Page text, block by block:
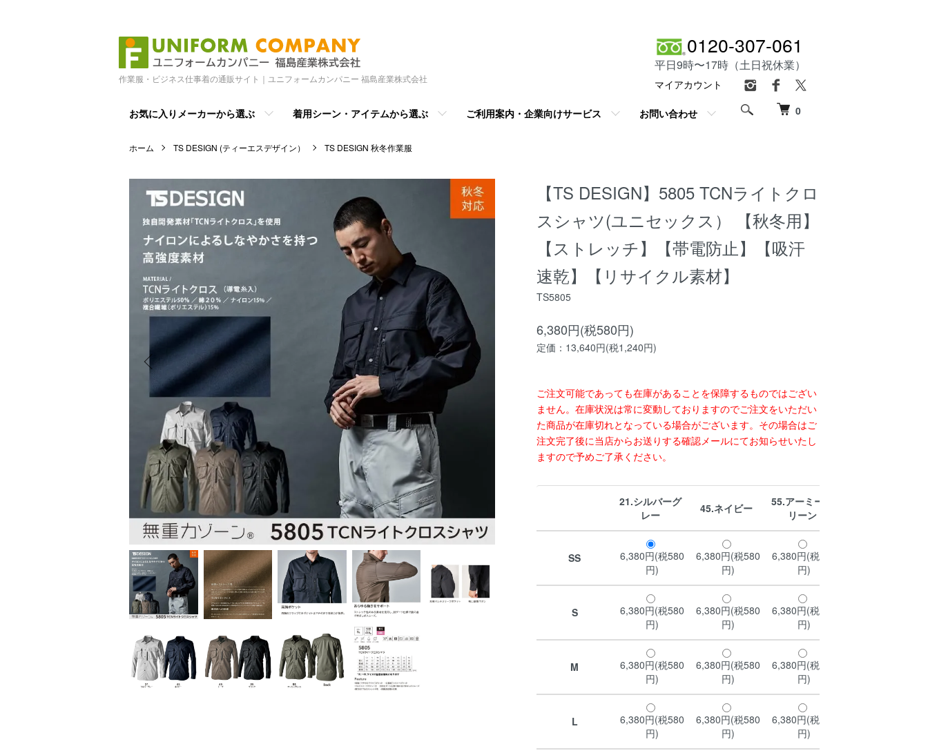
作業服・ビジネス仕事着の通販サイト｜ユニフォームカンパニー 福島産業株式会社
0
お気に入りメーカーから選ぶ 着用シーン・アイテムから選ぶ ご利用案内・企業向けサービス お問い合わせ
0120-307-061
平日9時〜17時（土日祝休業）
マイアカウント
ホーム TS DESIGN (ティーエスデザイン） TS DESIGN 秋冬作業服
【TS DESIGN】5805 TCNライトクロ
スシャツ(ユニセックス） 【秋冬用】
【ストレッチ】【帯電防止】【吸汗
速乾】【リサイクル素材】
TS5805
6,380円(税580円)
定価：13,640円(税1,240円)
ご注文可能であっても在庫があることを保障するものではござい
ません。在庫状況は常に変動しておりますのでご注文をいただい
た商品が在庫切れとなっている場合がございます。その場合はご
注文完了後に当店からお送りする確認メールにてお知らせいたし
ますので予めご了承ください。
21.シルバーグ
レー
45.ネイビー
55.アーミーグ
リーン
SS
6,380円(税580
円)
6,380円(税580
円)
6,380円(税580
円)
S
6,380円(税580
円)
6,380円(税580
円)
6,380円(税580
円)
M
6,380円(税580
円)
6,380円(税580
円)
6,380円(税580
円)
L
6,380円(税580
円)
6,380円(税580
円)
6,380円(税580
円)